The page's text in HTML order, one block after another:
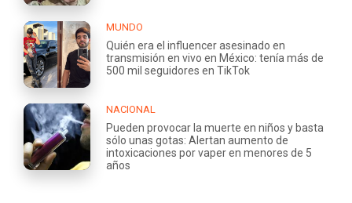
MUNDO
Quién era el influencer asesinado en
transmisión en vivo en México: tenía más de
500 mil seguidores en TikTok
NACIONAL
Pueden provocar la muerte en niños y basta
sólo unas gotas: Alertan aumento de
intoxicaciones por vaper en menores de 5
años